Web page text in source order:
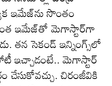
ఇమేజ్‌ను సొంతం
ఇమేజ్‌తో మెగాస్టార్‌గా
తన సెకండ్‌ ఇన్నింగ్స్‌లో
ఇచ్చాడంటే.. మెగాస్టార్‌
చిరంజీవికి